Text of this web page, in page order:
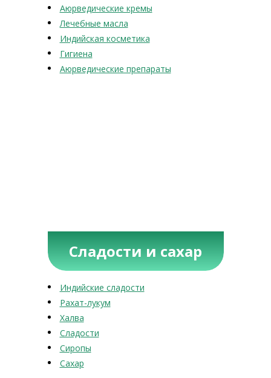
Аюрведические кремы
Лечебные масла
Индийская косметика
Гигиена
Аюрведические препараты
Сладости и сахар
Индийские сладости
Рахат-лукум
Халва
Сладости
Сиропы
Сахар